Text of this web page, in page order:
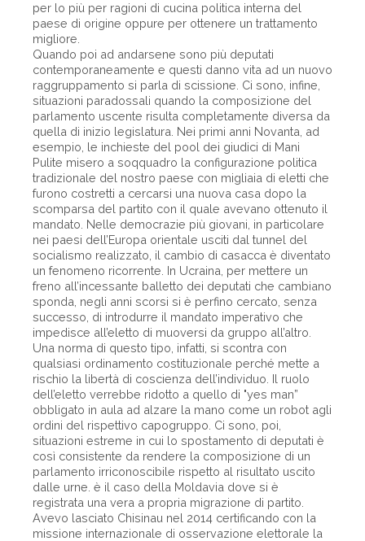
per lo più per ragioni di cucina politica interna del
paese di origine oppure per ottenere un trattamento
migliore.
Quando poi ad andarsene sono più deputati
contemporaneamente e questi danno vita ad un nuovo
raggruppamento si parla di scissione. Ci sono, infine,
situazioni paradossali quando la composizione del
parlamento uscente risulta completamente diversa da
quella di inizio legislatura. Nei primi anni Novanta, ad
esempio, le inchieste del pool dei giudici di Mani
Pulite misero a soqquadro la configurazione politica
tradizionale del nostro paese con migliaia di eletti che
furono costretti a cercarsi una nuova casa dopo la
scomparsa del partito con il quale avevano ottenuto il
mandato. Nelle democrazie più giovani, in particolare
nei paesi dell’Europa orientale usciti dal tunnel del
socialismo realizzato, il cambio di casacca è diventato
un fenomeno ricorrente. In Ucraina, per mettere un
freno all’incessante balletto dei deputati che cambiano
sponda, negli anni scorsi si è perfino cercato, senza
successo, di introdurre il mandato imperativo che
impedisce all’eletto di muoversi da gruppo all’altro.
Una norma di questo tipo, infatti, si scontra con
qualsiasi ordinamento costituzionale perché mette a
rischio la libertà di coscienza dell’individuo. Il ruolo
dell’eletto verrebbe ridotto a quello di "yes man”
obbligato in aula ad alzare la mano come un robot agli
ordini del rispettivo capogruppo. Ci sono, poi,
situazioni estreme in cui lo spostamento di deputati è
così consistente da rendere la composizione di un
parlamento irriconoscibile rispetto al risultato uscito
dalle urne. è il caso della Moldavia dove si è
registrata una vera a propria migrazione di partito.
Avevo lasciato Chisinau nel 2014 certificando con la
missione internazionale di osservazione elettorale la